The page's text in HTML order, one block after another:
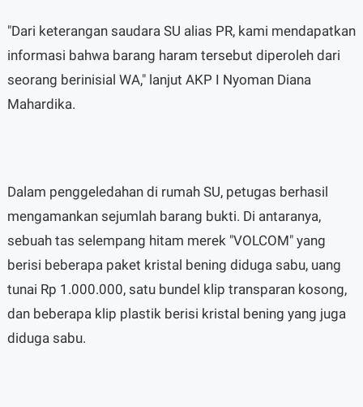
"Dari keterangan saudara SU alias PR, kami mendapatkan
informasi bahwa barang haram tersebut diperoleh dari
seorang berinisial WA," lanjut AKP I Nyoman Diana
Mahardika.
Dalam penggeledahan di rumah SU, petugas berhasil
mengamankan sejumlah barang bukti. Di antaranya,
sebuah tas selempang hitam merek "VOLCOM" yang
berisi beberapa paket kristal bening diduga sabu, uang
tunai Rp 1.000.000, satu bundel klip transparan kosong,
dan beberapa klip plastik berisi kristal bening yang juga
diduga sabu.